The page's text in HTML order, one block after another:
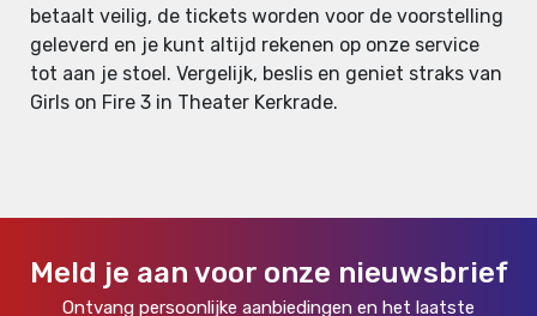
betaalt veilig, de tickets worden voor de voorstelling
geleverd en je kunt altijd rekenen op onze service
tot aan je stoel. Vergelijk, beslis en geniet straks van
Girls on Fire 3 in Theater Kerkrade.
Meld je aan voor onze nieuwsbrief
Ontvang persoonlijke aanbiedingen en het laatste